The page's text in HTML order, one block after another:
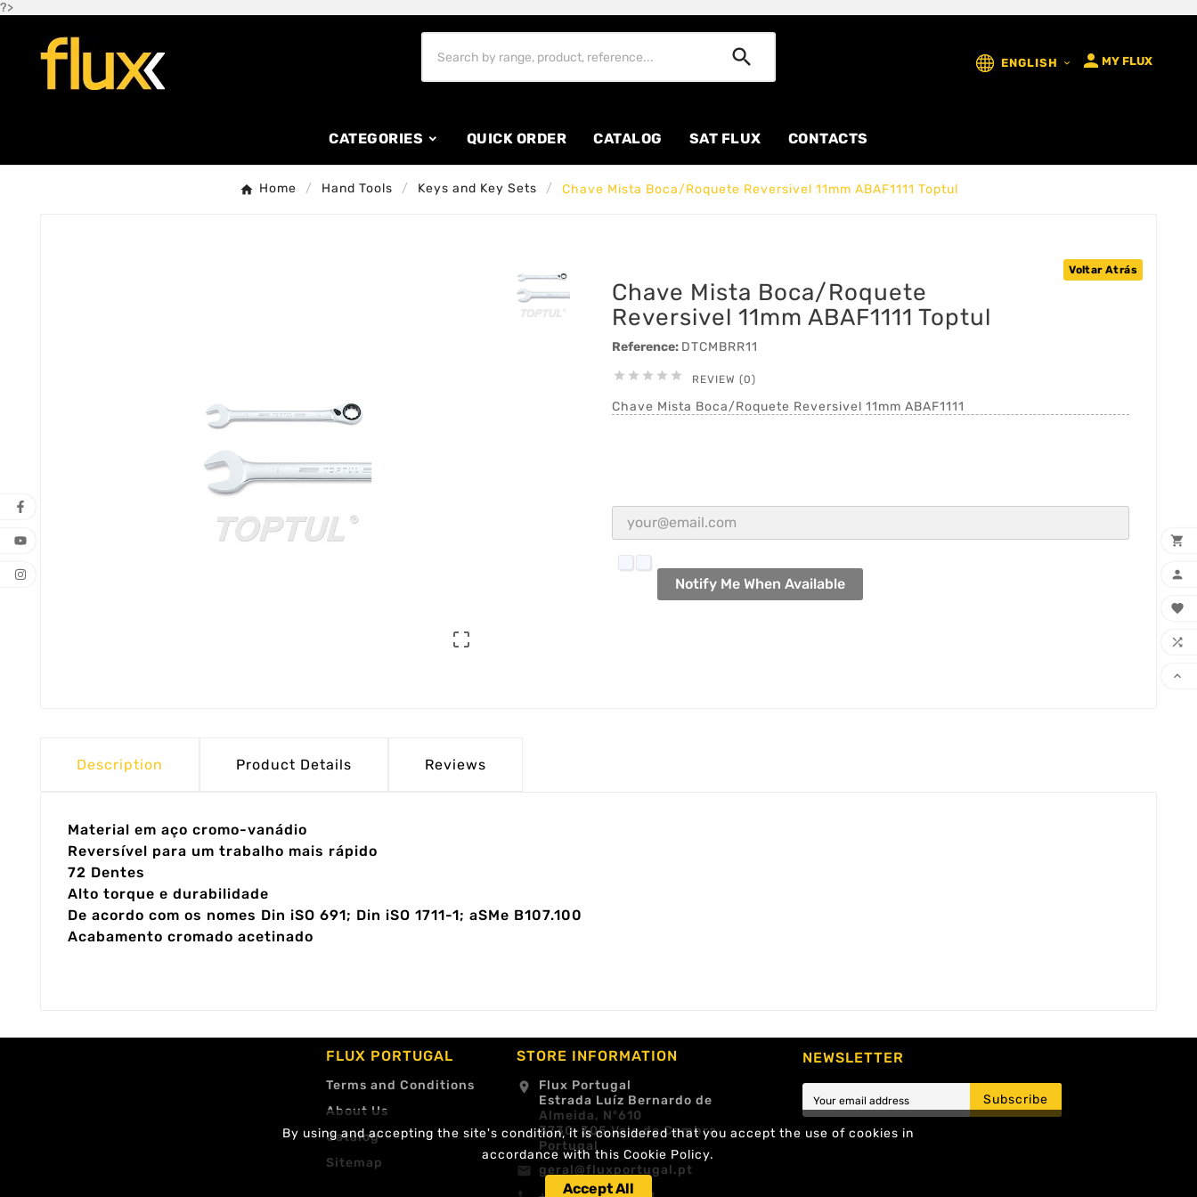
?>
By using and accepting the site's condition, it is considered that you accept the use of cookies in
accordance with this Cookie Policy.
Accept All
 ENGLISH   MY FLUX
CATEGORIES QUICK ORDER CATALOG SAT FLUX CONTACTS
Home Hand Tools Keys and Key Sets Chave Mista Boca/Roquete Reversivel 11mm ABAF1111 Toptul

Voltar Atrás
Chave Mista Boca/Roquete
Reversivel 11mm ABAF1111 Toptul
Reference: DTCMBRR11
     REVIEW (0)
Chave Mista Boca/Roquete Reversivel 11mm ABAF1111
Notify Me When Available
Description Product Details Reviews
Material em aço cromo-vanádio
Reversível para um trabalho mais rápido
72 Dentes
Alto torque e durabilidade
De acordo com os nomes Din iSO 691; Din iSO 1711-1; aSMe B107.100
Acabamento cromado acetinado
FLUX PORTUGAL
Terms and Conditions
About Us
Catalog
Sitemap
STORE INFORMATION
location_on
Flux Portugal
Estrada Luíz Bernardo de
Almeida, Nº610
3730-305 Vale de Cambra
Portugal
email
geral@fluxportugal.pt
NEWSLETTER
Subscribe




